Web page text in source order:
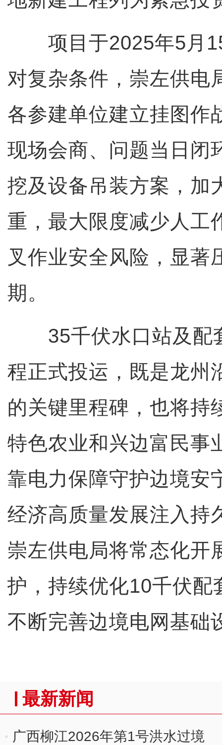
项目于2025年5月
对复杂条件，崇左供电
各参建单位建立挂图作
现场会商、问题当日闭
挖及设备吊装方案，加
重，最大限度减少人工
叉作业安全风险，显著
期。
35千伏水口站及配
程正式投运，既是龙州
的关键里程碑，也将持
特色农业和兴边富民事
靠电力保障守护边境安
经济高质量发展注入持
崇左供电局将常态化开
护，持续优化10千伏配
不断完善边境电网基础
最新新闻
广西柳江2026年第1号洪水过境